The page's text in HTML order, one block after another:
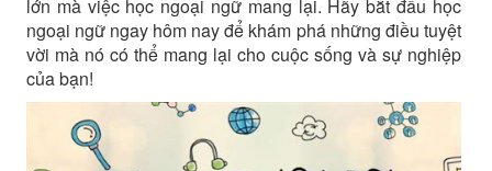
lớn mà việc học ngoại ngữ mang lại. Hãy bắt đầu học
ngoại ngữ ngay hôm nay để khám phá những điều tuyệt
vời mà nó có thể mang lại cho cuộc sống và sự nghiệp
của bạn!